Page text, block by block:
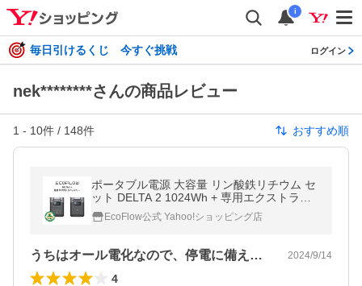
i
毎日引けるくじ 今すぐ挑戦 ログイン
nek********さんの商品レビュー
1 - 10件 / 148件 おすすめ順
ポータブル電源 大容量 リン酸鉄リチウム セ
ット DELTA 2 1024Wh + 専用エクストラバ
ッテリー 家庭用 車中泊 キャンプ 防災 停電
EcoFlow
EcoFlow公式 Yahoo!ショッピング店
うちはオール電化なので、停電に備え40… 2024/9/14
4